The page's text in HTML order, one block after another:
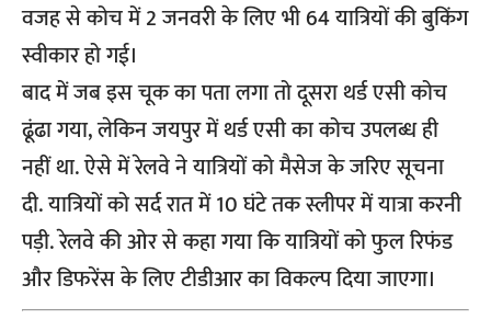
वजह से कोच में 2 जनवरी के लिए भी 64 यात्रियों की बुकिंग
स्वीकार हो गई।
बाद में जब इस चूक का पता लगा तो दूसरा थर्ड एसी कोच
ढूंढा गया, लेकिन जयपुर में थर्ड एसी का कोच उपलब्ध ही
नहीं था. ऐसे में रेलवे ने यात्रियों को मैसेज के जरिए सूचना
दी. यात्रियों को सर्द रात में 10 घंटे तक स्लीपर में यात्रा करनी
पड़ी. रेलवे की ओर से कहा गया कि यात्रियों को फुल रिफंड
और डिफरेंस के लिए टीडीआर का विकल्प दिया जाएगा।